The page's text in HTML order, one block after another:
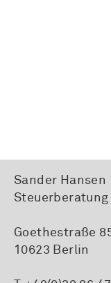
Sander Hansen
Steuerberatung
Goethestraße
10623 Berlin